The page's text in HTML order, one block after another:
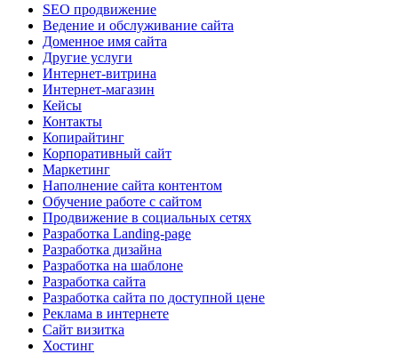
SEO продвижение
Ведение и обслуживание сайта
Доменное имя сайта
Другие услуги
Интернет-витрина
Интернет-магазин
Кейсы
Контакты
Копирайтинг
Корпоративный сайт
Маркетинг
Наполнение сайта контентом
Обучение работе с сайтом
Продвижение в социальных сетях
Разработка Landing-page
Разработка дизайна
Разработка на шаблоне
Разработка сайта
Разработка сайта по доступной цене
Реклама в интернете
Сайт визитка
Хостинг